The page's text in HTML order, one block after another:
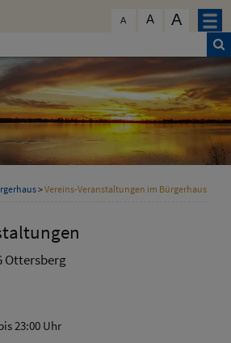
A A A
>Vereins-Veranstaltungen im Bürgerhaus
Ottersberg
23:00 Uhr